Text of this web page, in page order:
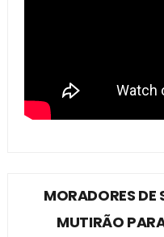
MORADORES DE
MUTIRÃO